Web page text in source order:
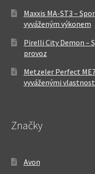
Maxxis MA-ST3 –
vyváženým výkonem
Pirelli City Demon –
provoz
Metzeler Perfect
vyváženými
Značky
Avon